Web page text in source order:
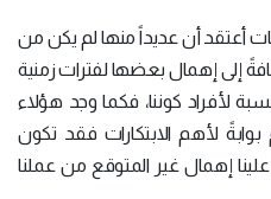
أعتقد أن عديداً منها لم يكن من
إلى إهمال بعضها لفترات زمنية
لأفراد كوننا، فكما وجد هؤلاء
لأهم الابتكارات فقد تكون
إهمال غير المتوقع من عملنا